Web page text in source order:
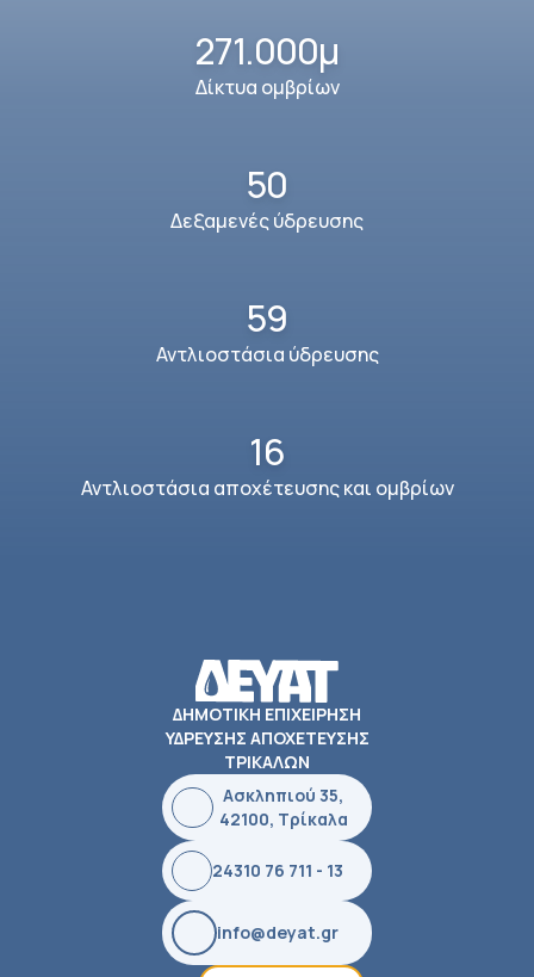
271.000μ
Δίκτυα ομβρίων
50
Δεξαμενές ύδρευσης
59
Αντλιοστάσια ύδρευσης
16
Αντλιοστάσια αποχέτευσης και ομβρίων
ΔΗΜΟΤΙΚΗ ΕΠΙΧΕΙΡΗΣΗ
ΥΔΡΕΥΣΗΣ ΑΠΟΧΕΤΕΥΣΗΣ
ΤΡΙΚΑΛΩΝ
Ασκληπιού 35,
42100, Τρίκαλα
24310 76 711 - 13
info@deyat.gr